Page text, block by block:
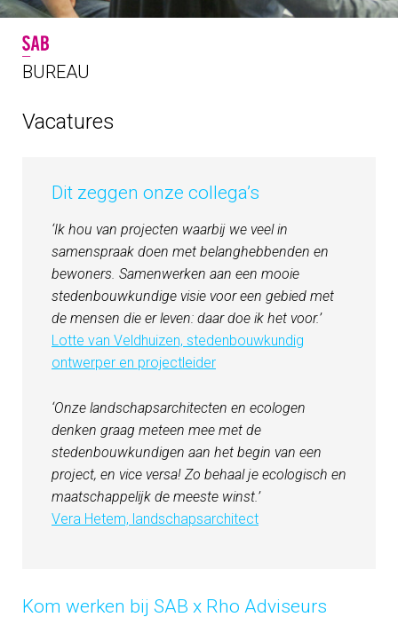
BUREAU
Vacatures
Dit zeggen onze collega’s
‘Ik hou van projecten waarbij we veel in
samenspraak doen met belanghebbenden en
bewoners. Samenwerken aan een mooie
stedenbouwkundige visie voor een gebied met
de mensen die er leven: daar doe ik het voor.’
Lotte van Veldhuizen, stedenbouwkundig
ontwerper en projectleider
‘Onze landschapsarchitecten en ecologen
denken graag meteen mee met de
stedenbouwkundigen aan het begin van een
project, en vice versa! Zo behaal je ecologisch en
maatschappelijk de meeste winst.’
Vera Hetem, landschapsarchitect
Kom werken bij SAB x Rho Adviseurs